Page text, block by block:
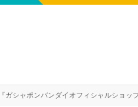
シャポンバンダイオフィシャルショ